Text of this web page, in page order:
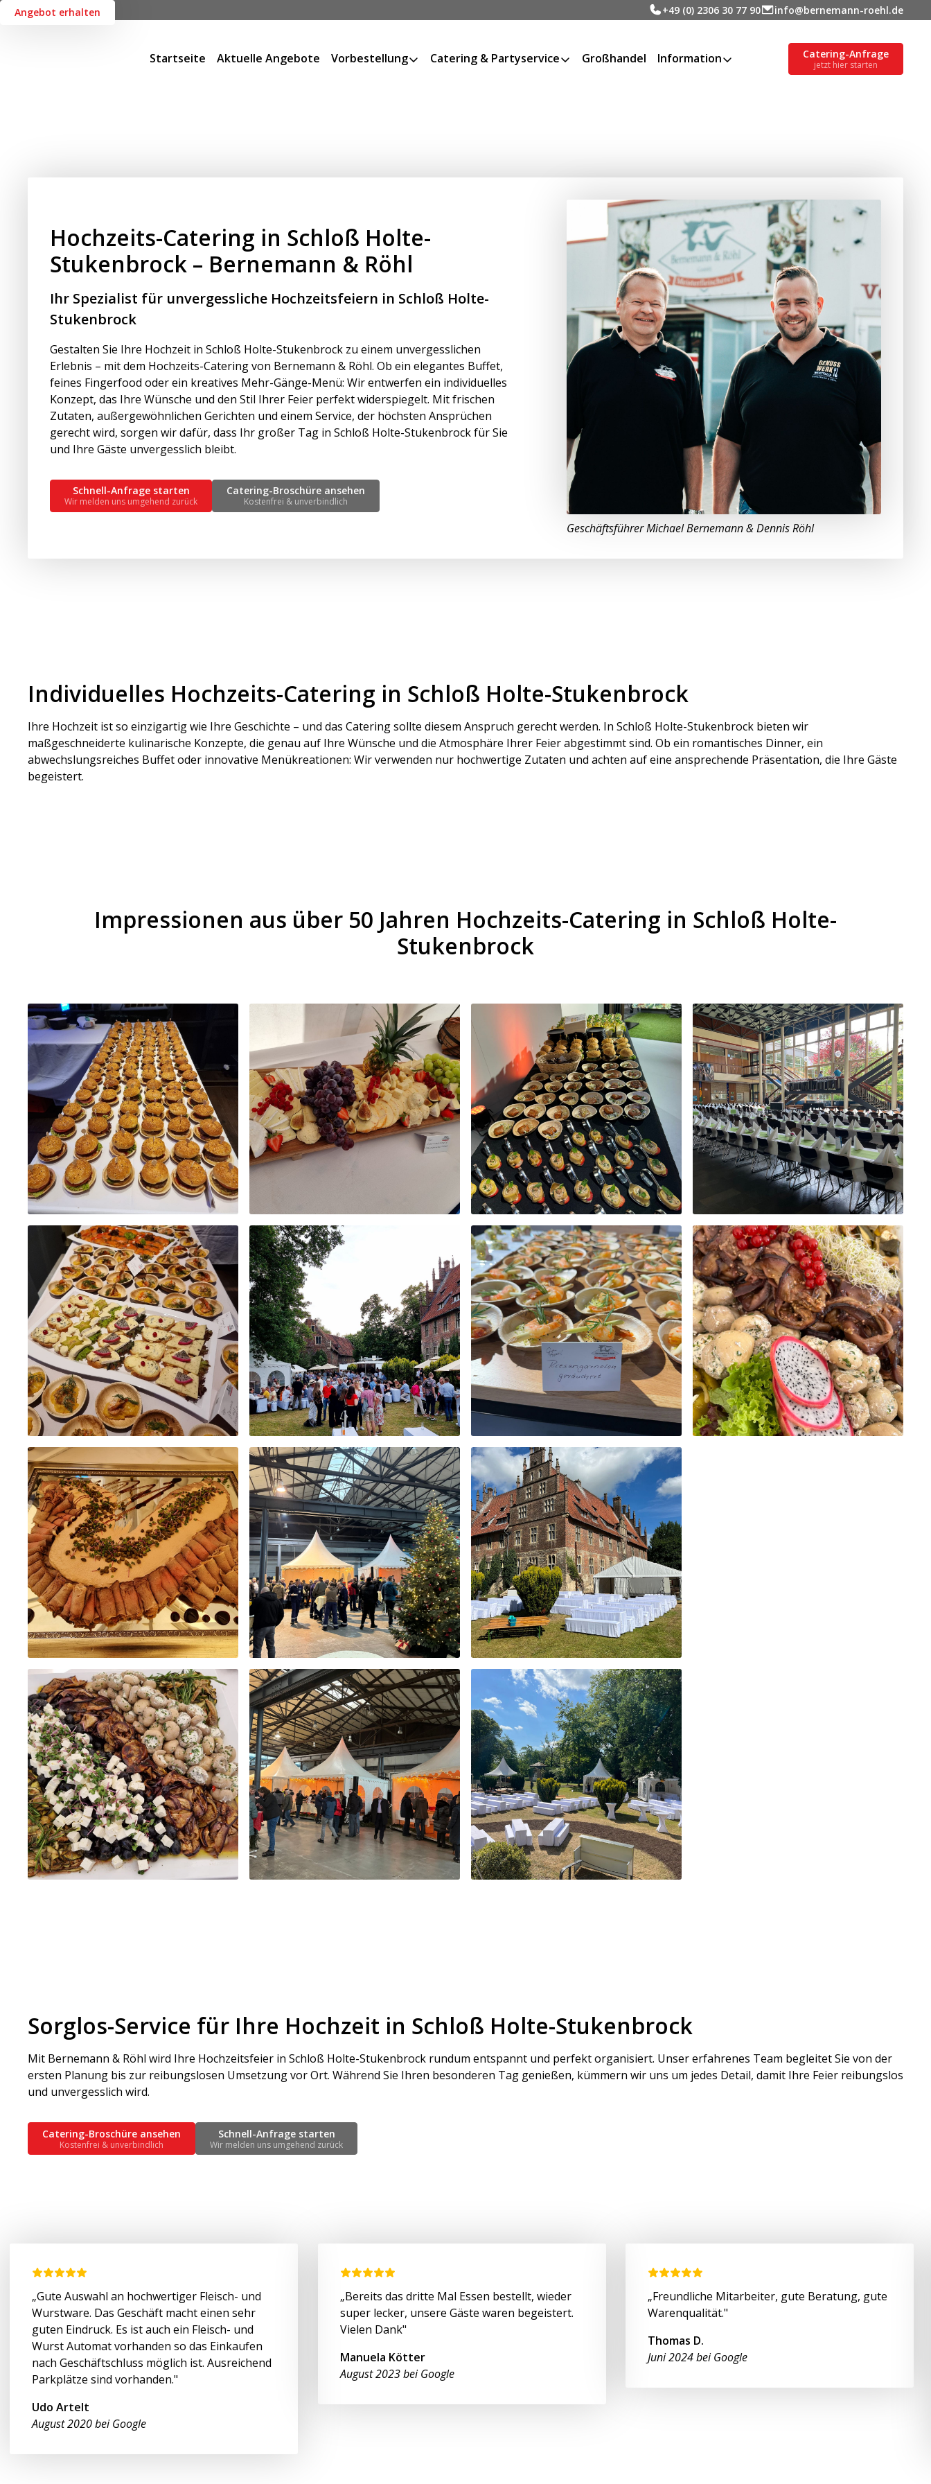
+49 (0) 2306 30 77 90 info@bernemann-roehl.de
Startseite Aktuelle Angebote Vorbestellung Catering & Partyservice Großhandel Information Catering-Anfrage
jetzt hier starten
Angebot erhalten
Hochzeits-Catering in Schloß Holte-
Stukenbrock – Bernemann & Röhl
Ihr Spezialist für unvergessliche Hochzeitsfeiern in Schloß Holte-
Stukenbrock
Gestalten Sie Ihre Hochzeit in Schloß Holte-Stukenbrock zu einem unvergesslichen
Erlebnis – mit dem Hochzeits-Catering von Bernemann & Röhl. Ob ein elegantes Buffet,
feines Fingerfood oder ein kreatives Mehr-Gänge-Menü: Wir entwerfen ein individuelles
Konzept, das Ihre Wünsche und den Stil Ihrer Feier perfekt widerspiegelt. Mit frischen
Zutaten, außergewöhnlichen Gerichten und einem Service, der höchsten Ansprüchen
gerecht wird, sorgen wir dafür, dass Ihr großer Tag in Schloß Holte-Stukenbrock für Sie
und Ihre Gäste unvergesslich bleibt.
Schnell-Anfrage starten
Wir melden uns umgehend zurück
Catering-Broschüre ansehen
Kostenfrei & unverbindlich
Geschäftsführer Michael Bernemann & Dennis Röhl
Individuelles Hochzeits-Catering in Schloß Holte-Stukenbrock
Ihre Hochzeit ist so einzigartig wie Ihre Geschichte – und das Catering sollte diesem Anspruch gerecht werden. In Schloß Holte-Stukenbrock bieten wir
maßgeschneiderte kulinarische Konzepte, die genau auf Ihre Wünsche und die Atmosphäre Ihrer Feier abgestimmt sind. Ob ein romantisches Dinner, ein
abwechslungsreiches Buffet oder innovative Menükreationen: Wir verwenden nur hochwertige Zutaten und achten auf eine ansprechende Präsentation, die Ihre Gäste
begeistert.
Impressionen aus über 50 Jahren Hochzeits-Catering in Schloß Holte-
Stukenbrock
Sorglos-Service für Ihre Hochzeit in Schloß Holte-Stukenbrock
Mit Bernemann & Röhl wird Ihre Hochzeitsfeier in Schloß Holte-Stukenbrock rundum entspannt und perfekt organisiert. Unser erfahrenes Team begleitet Sie von der
ersten Planung bis zur reibungslosen Umsetzung vor Ort. Während Sie Ihren besonderen Tag genießen, kümmern wir uns um jedes Detail, damit Ihre Feier reibungslos
und unvergesslich wird.
Catering-Broschüre ansehen
Kostenfrei & unverbindlich
Schnell-Anfrage starten
Wir melden uns umgehend zurück
„Gute Auswahl an hochwertiger Fleisch- und
Wurstware. Das Geschäft macht einen sehr
guten Eindruck. Es ist auch ein Fleisch- und
Wurst Automat vorhanden so das Einkaufen
nach Geschäftschluss möglich ist. Ausreichend
Parkplätze sind vorhanden."
Udo Artelt
August 2020 bei Google
„Bereits das dritte Mal Essen bestellt, wieder
super lecker, unsere Gäste waren begeistert.
Vielen Dank"
Manuela Kötter
August 2023 bei Google
„Freundliche Mitarbeiter, gute Beratung, gute
Warenqualität."
Thomas D.
Juni 2024 bei Google